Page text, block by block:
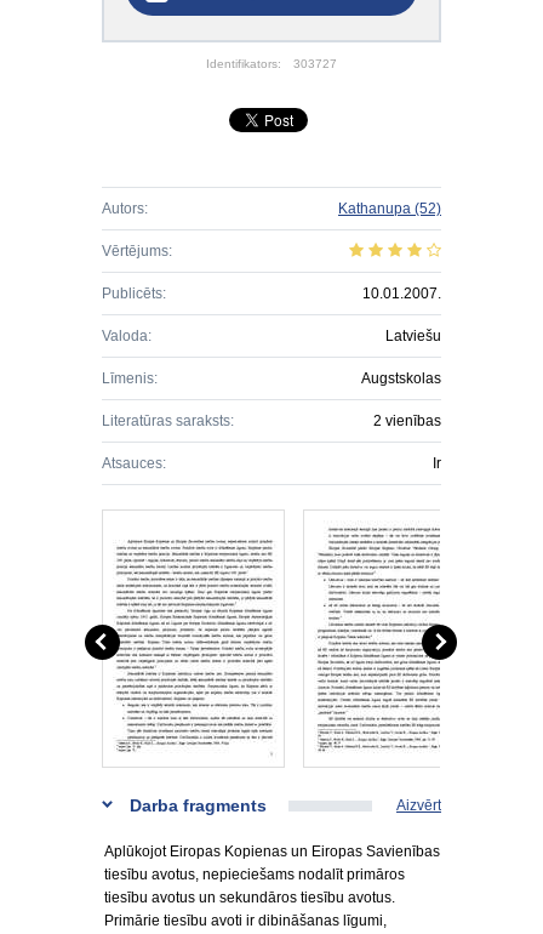
Identifikators: 303727
Autors: Kathanupa (52)
Vērtējums:
Publicēts: 10.01.2007.
Valoda: Latviešu
Līmenis: Augstskolas
Literatūras saraksts: 2 vienības
Atsauces: Ir
Darba fragments Aizvērt
Aplūkojot Eiropas Kopienas un Eiropas Savienības
tiesību avotus, nepieciešams nodalīt primāros
tiesību avotus un sekundāros tiesību avotus.
Primārie tiesību avoti ir dibināšanas līgumi,